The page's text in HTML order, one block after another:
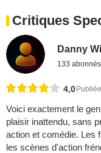
Critiques
Danny
133 abonnés
4,0
Voici exactement le
plaisir inattendu, sans
action et comédie. Les
les scènes d'action